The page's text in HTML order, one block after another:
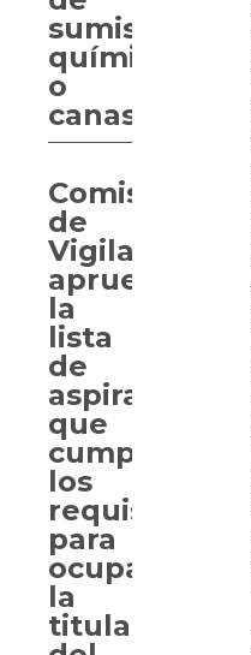
sumisión
química
o
canasteo
Comisión
de
Vigilancia
aprueba
la
lista
de
aspirantes
que
cumplen
los
requisitos
para
ocupar
la
titularidad